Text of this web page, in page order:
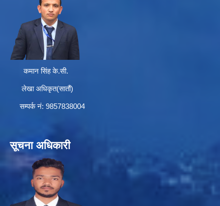
कमान सिंह के.सी.
लेखा अधिकृत(सातौं)
सम्पर्क न‌ं: 9857838004
सूचना अधिकारी